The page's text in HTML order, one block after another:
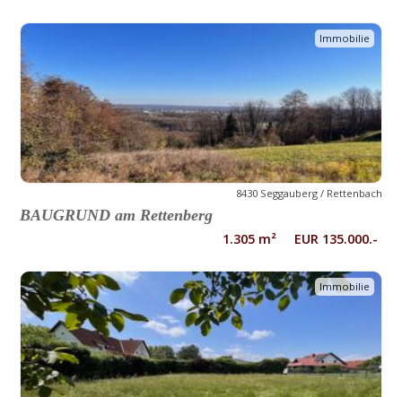
Immobilie
8430 Seggauberg / Rettenbach
BAUGRUND am Rettenberg
1.305 m² EUR 135.000.-
Immobilie